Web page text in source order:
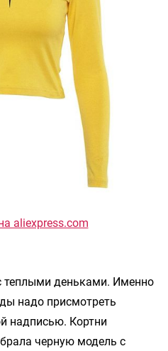
aliexpress.com
теплыми деньками. Именно
надо присмотреть
надписью. Кортни
черную модель с